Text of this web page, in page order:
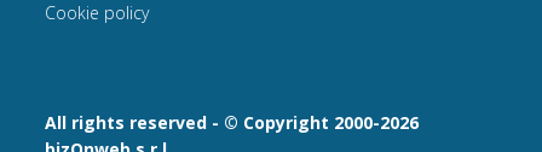
All rights reserved - © Copyright 2000-2026
Cookie policy